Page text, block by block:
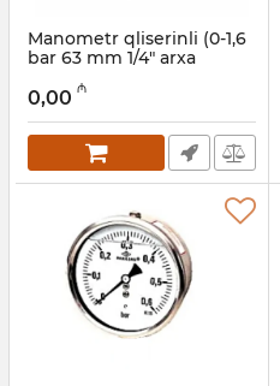
Manometr qliserinli (0-1,6
bar 63 mm 1/4" arxa
0631001203
Artikul: 006001219
0,00 ₼